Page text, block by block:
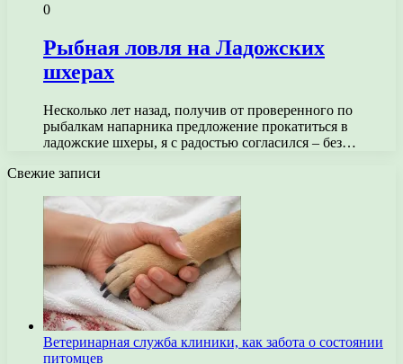
0
Рыбная ловля на Ладожских
шхерах
Несколько лет назад, получив от проверенного по
рыбалкам напарника предложение прокатиться в
ладожские шхеры, я с радостью согласился – без…
Свежие записи
Ветеринарная служба клиники, как забота о состоянии
питомцев